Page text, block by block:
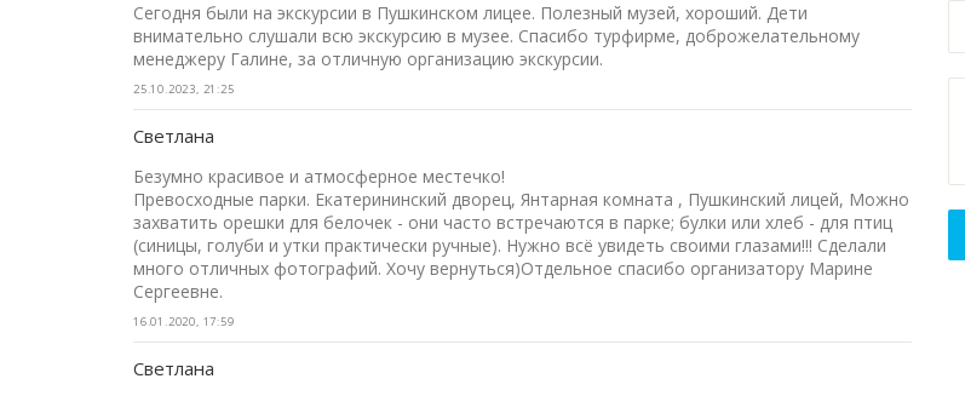
Сегодня были на экскурсии в Пушкинском лицее. Полезный музей, хороший. Дети
внимательно слушали всю экскурсию в музее. Спасибо турфирме, доброжелательному
менеджеру Галине, за отличную организацию экскурсии.
25.10.2023, 21:25
Светлана
Безумно красивое и атмосферное местечко!
Превосходные парки. Екатерининский дворец, Янтарная комната , Пушкинский лицей, Можно
захватить орешки для белочек - они часто встречаются в парке; булки или хлеб - для птиц
(синицы, голуби и утки практически ручные). Нужно всё увидеть своими глазами!!! Сделали
много отличных фотографий. Хочу вернуться)Отдельное спасибо организатору Марине
Сергеевне.
16.01.2020, 17:59
Светлана